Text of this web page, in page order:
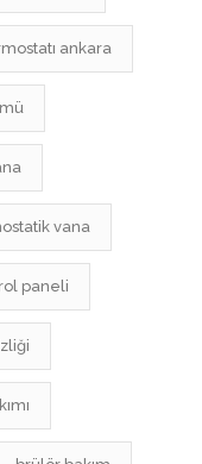
ankara
vana
paneli